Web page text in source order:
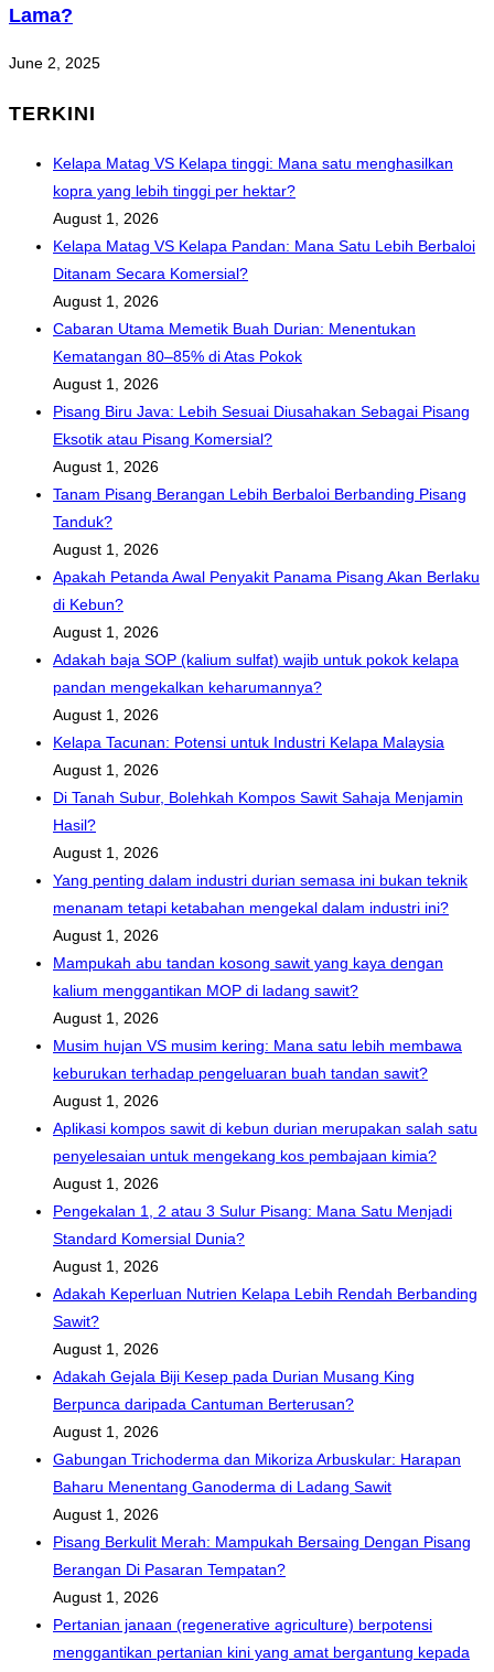
Lama?
June 2, 2025
TERKINI
Kelapa Matag VS Kelapa tinggi: Mana satu menghasilkan
kopra yang lebih tinggi per hektar?
August 1, 2026
Kelapa Matag VS Kelapa Pandan: Mana Satu Lebih Berbaloi
Ditanam Secara Komersial?
August 1, 2026
Cabaran Utama Memetik Buah Durian: Menentukan
Kematangan 80–85% di Atas Pokok
August 1, 2026
Pisang Biru Java: Lebih Sesuai Diusahakan Sebagai Pisang
Eksotik atau Pisang Komersial?
August 1, 2026
Tanam Pisang Berangan Lebih Berbaloi Berbanding Pisang
Tanduk?
August 1, 2026
Apakah Petanda Awal Penyakit Panama Pisang Akan Berlaku
di Kebun?
August 1, 2026
Adakah baja SOP (kalium sulfat) wajib untuk pokok kelapa
pandan mengekalkan keharumannya?
August 1, 2026
Kelapa Tacunan: Potensi untuk Industri Kelapa Malaysia
August 1, 2026
Di Tanah Subur, Bolehkah Kompos Sawit Sahaja Menjamin
Hasil?
August 1, 2026
Yang penting dalam industri durian semasa ini bukan teknik
menanam tetapi ketabahan mengekal dalam industri ini?
August 1, 2026
Mampukah abu tandan kosong sawit yang kaya dengan
kalium menggantikan MOP di ladang sawit?
August 1, 2026
Musim hujan VS musim kering: Mana satu lebih membawa
keburukan terhadap pengeluaran buah tandan sawit?
August 1, 2026
Aplikasi kompos sawit di kebun durian merupakan salah satu
penyelesaian untuk mengekang kos pembajaan kimia?
August 1, 2026
Pengekalan 1, 2 atau 3 Sulur Pisang: Mana Satu Menjadi
Standard Komersial Dunia?
August 1, 2026
Adakah Keperluan Nutrien Kelapa Lebih Rendah Berbanding
Sawit?
August 1, 2026
Adakah Gejala Biji Kesep pada Durian Musang King
Berpunca daripada Cantuman Berterusan?
August 1, 2026
Gabungan Trichoderma dan Mikoriza Arbuskular: Harapan
Baharu Menentang Ganoderma di Ladang Sawit
August 1, 2026
Pisang Berkulit Merah: Mampukah Bersaing Dengan Pisang
Berangan Di Pasaran Tempatan?
August 1, 2026
Pertanian janaan (regenerative agriculture) berpotensi
menggantikan pertanian kini yang amat bergantung kepada